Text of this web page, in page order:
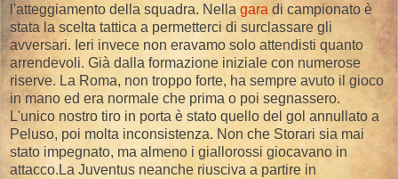
l'atteggiamento della squadra. Nella gara di campionato è
stata la scelta tattica a permetterci di surclassare gli
avversari. Ieri invece non eravamo solo attendisti quanto
arrendevoli. Già dalla formazione iniziale con numerose
riserve. La Roma, non troppo forte, ha sempre avuto il gioco
in mano ed era normale che prima o poi segnassero.
L'unico nostro tiro in porta è stato quello del gol annullato a
Peluso, poi molta inconsistenza. Non che Storari sia mai
stato impegnato, ma almeno i giallorossi giocavano in
attacco.La Juventus neanche riusciva a partire in